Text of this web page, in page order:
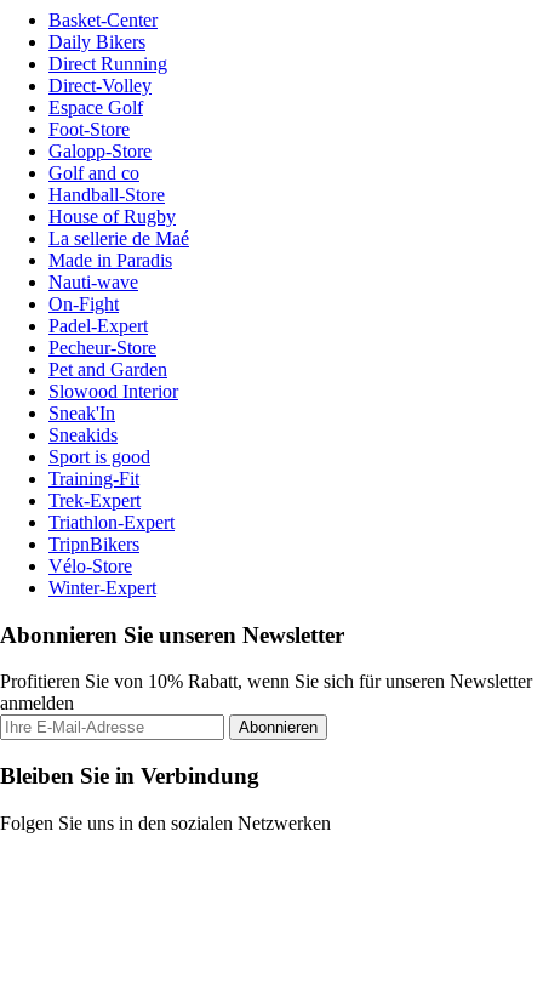
Basket-Center
Daily Bikers
Direct Running
Direct-Volley
Espace Golf
Foot-Store
Galopp-Store
Golf and co
Handball-Store
House of Rugby
La sellerie de Maé
Made in Paradis
Nauti-wave
On-Fight
Padel-Expert
Pecheur-Store
Pet and Garden
Slowood Interior
Sneak'In
Sneakids
Sport is good
Training-Fit
Trek-Expert
Triathlon-Expert
TripnBikers
Vélo-Store
Winter-Expert
Abonnieren Sie unseren Newsletter
Profitieren Sie von 10% Rabatt, wenn Sie sich für unseren Newsletter
anmelden
Abonnieren
Bleiben Sie in Verbindung
Folgen Sie uns in den sozialen Netzwerken